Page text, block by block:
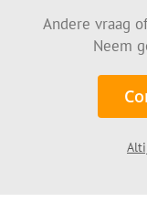
Andere vraag
Neem